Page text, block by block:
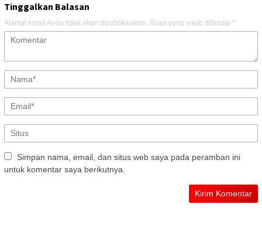
Tinggalkan Balasan
Alamat email Anda tidak akan dipublikasikan. Ruas yang wajib ditandai *
Simpan nama, email, dan situs web saya pada peramban ini
untuk komentar saya berikutnya.